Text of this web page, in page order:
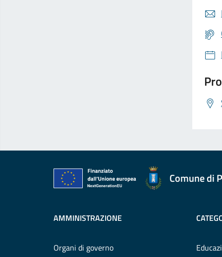
Comune di
AMMINISTRAZIONE
Organi di governo